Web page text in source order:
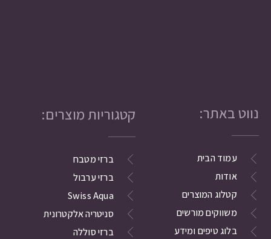
נווט באתר:
עמוד הבית
אודות
קטלוג המוצרים
משווקים מורשים
בלוג טיפים ומידע
קטגוריות מוצרים:
ברזי מטבח
ברזי ערבול
Swiss Aqua
סניטריה אלקטרונית
ברזי סוללה